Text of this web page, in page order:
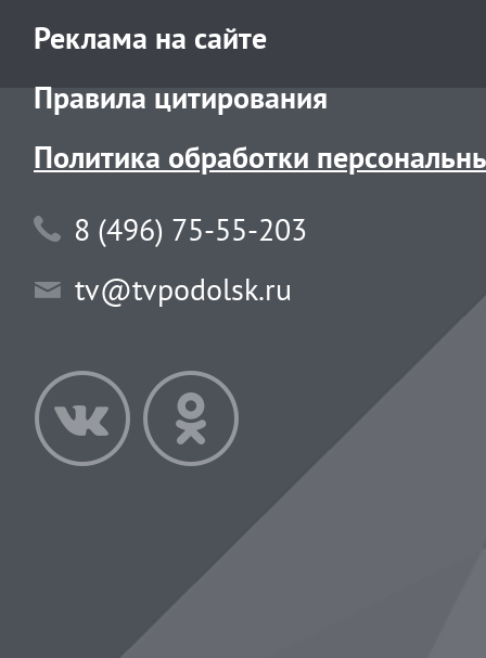
Реклама на сайте
Правила цитирования
Политика обработки
8 (496) 75-55-203
tv@tvpodolsk.ru